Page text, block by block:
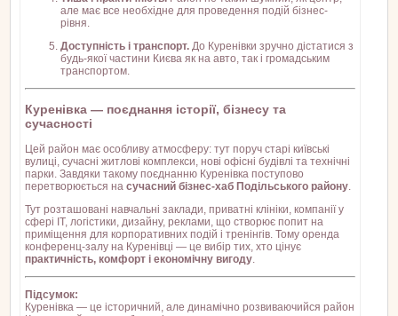
але має все необхідне для проведення подій бізнес-
рівня.
Доступність і транспорт. До Куренівки зручно дістатися з
будь-якої частини Києва як на авто, так і громадським
транспортом.
Куренівка — поєднання історії, бізнесу та
сучасності
Цей район має особливу атмосферу: тут поруч старі київські
вулиці, сучасні житлові комплекси, нові офісні будівлі та технічні
парки. Завдяки такому поєднанню Куренівка поступово
перетворюється на сучасний бізнес-хаб Подільського району
Тут розташовані навчальні заклади, приватні клініки, компанії у
сфері ІТ, логістики, дизайну, реклами, що створює попит на
приміщення для корпоративних подій і тренінгів. Тому оренда
конференц-залу на Куренівці — це вибір тих, хто цінує
практичність, комфорт і економічну вигоду
Підсумок:
Куренівка — це історичний, але динамічно розвиваючийся район